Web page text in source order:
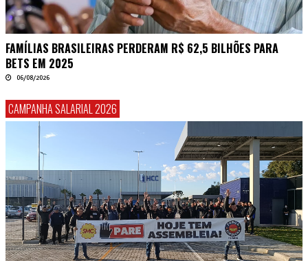
FAMÍLIAS BRASILEIRAS PERDERAM R$ 62,5 BILHÕES PARA
BETS EM 2025
06/08/2026
CAMPANHA SALARIAL 2026